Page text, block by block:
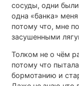
сосуды, одни
одна «банка»
потому что, мне
засушенными
Толком не о чём
потому что
бормотанию и